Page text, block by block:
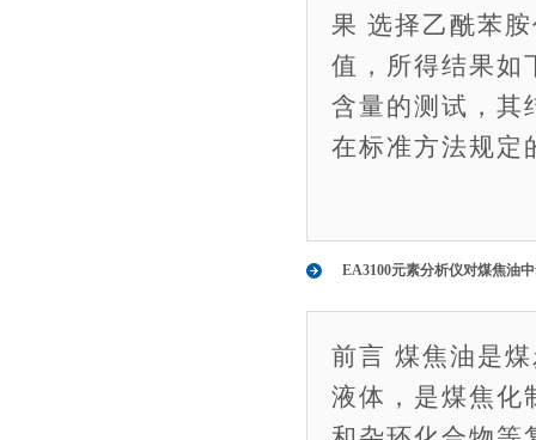
果 选择乙酰苯
值，所得结果如
含量的测试，其
在标准方法规定
EA3100元素分析仪对煤焦油
前言 煤焦油是
液体，是煤焦化